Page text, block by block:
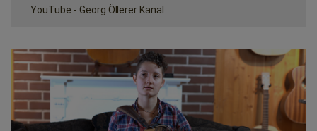
YouTube - Georg Öllerer Kanal